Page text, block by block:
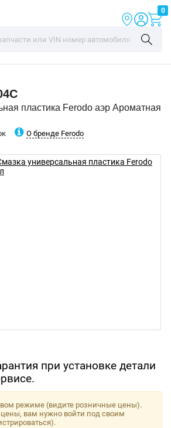
0
пластика Ferodo аэр Ароматная
О бренде Ferodo
при установке детали
режиме (видите розничные цены).
цены, вам нужно войти под своим